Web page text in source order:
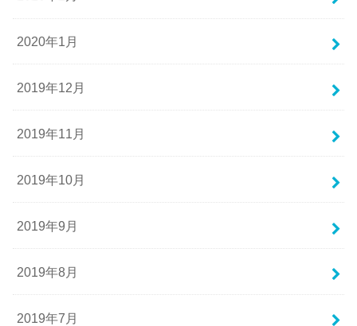
2020年1月
2019年12月
2019年11月
2019年10月
2019年9月
2019年8月
2019年7月